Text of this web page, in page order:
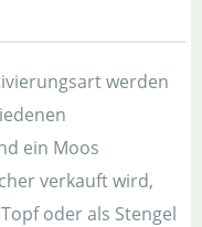
werden
ein Moos
verkauft wird,
oder als Stengel